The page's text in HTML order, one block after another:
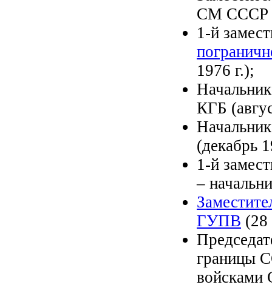
СМ СССР
1-й
1976 г.);
КГБ
(декабрь
1-й
–
ГУПВ (28
границы
войсками